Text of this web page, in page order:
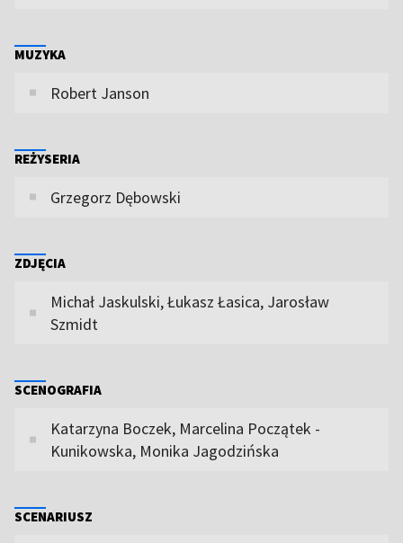
MUZYKA
Robert Janson
REŻYSERIA
Grzegorz Dębowski
ZDJĘCIA
Michał Jaskulski, Łukasz Łasica, Jarosław
Szmidt
SCENOGRAFIA
Katarzyna Boczek, Marcelina Początek -
Kunikowska, Monika Jagodzińska
SCENARIUSZ